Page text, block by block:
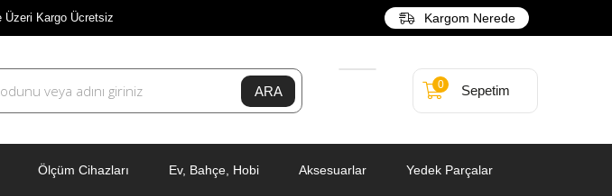
Üzeri Kargo Ücretsiz Kargom Nerede
Sepetim
0
Ölçüm Cihazları Ev, Bahçe, Hobi Aksesuarlar Yedek Parçalar